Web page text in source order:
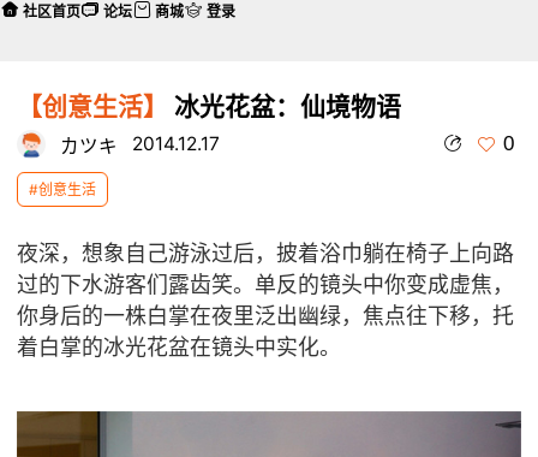
【创意生活】 冰光花盆：仙境物语
カツキ 2014.12.17 0
#创意生活
夜深，想象自己游泳过后，披着浴巾躺在椅子上向路
过的下水游客们露齿笑。单反的镜头中你变成虚焦，
你身后的一株白掌在夜里泛出幽绿，焦点往下移，托
着白掌的冰光花盆在镜头中实化。
社区首页 论坛 商城 登录